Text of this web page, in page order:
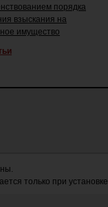
порядка
взыскания на
имущество
только при